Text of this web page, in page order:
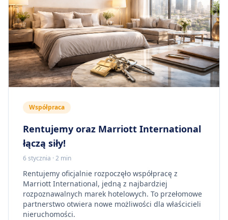
Współpraca
Rentujemy oraz Marriott International
łączą siły!
6 stycznia ·2 min
Rentujemy oficjalnie rozpoczęło współpracę z
Marriott International, jedną z najbardziej
rozpoznawalnych marek hotelowych. To przełomowe
partnerstwo otwiera nowe możliwości dla właścicieli
nieruchomości.